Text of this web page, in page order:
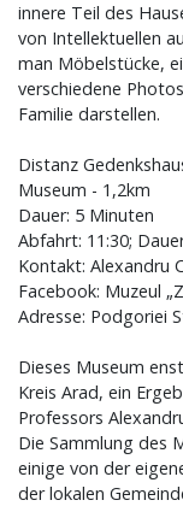
innere Teil des
von Intellektuellen
man Möbelstücke,
verschiedene
Familie darstellen.
Distanz
Museum - 1,2km
Dauer: 5 Minuten
Abfahrt: 11:30;
Kontakt: Alexandru
Facebook: Muzeul
Adresse: Podgoriei
Dieses Museum
Kreis Arad, ein
Professors
Die Sammlung des
einige von der
der lokalen